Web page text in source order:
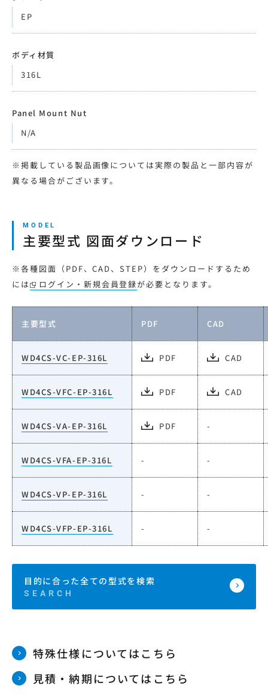
EP
ボディ材質
316L
Panel Mount Nut
N/A
※掲載している製品画像については実際の製品と一部内容が
異なる場合がございます。
主要型式 図面ダウンロード
※各種図面（PDF、CAD、STEP）をダウンロードするため
には
ログイン・新規会員登録が必要となります。
主要型式 PDF CAD
WD4CS-VC-EP-316L PDF CAD
WD4CS-VFC-EP-316L PDF CAD
WD4CS-VA-EP-316L PDF -
WD4CS-VFA-EP-316L - -
WD4CS-VP-EP-316L - -
WD4CS-VFP-EP-316L - -
目的に合った全ての型式を検索
特殊仕様についてはこちら
見積・納期についてはこちら